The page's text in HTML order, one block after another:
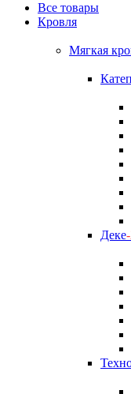
Все товары
Кровля
Мягкая
Деке